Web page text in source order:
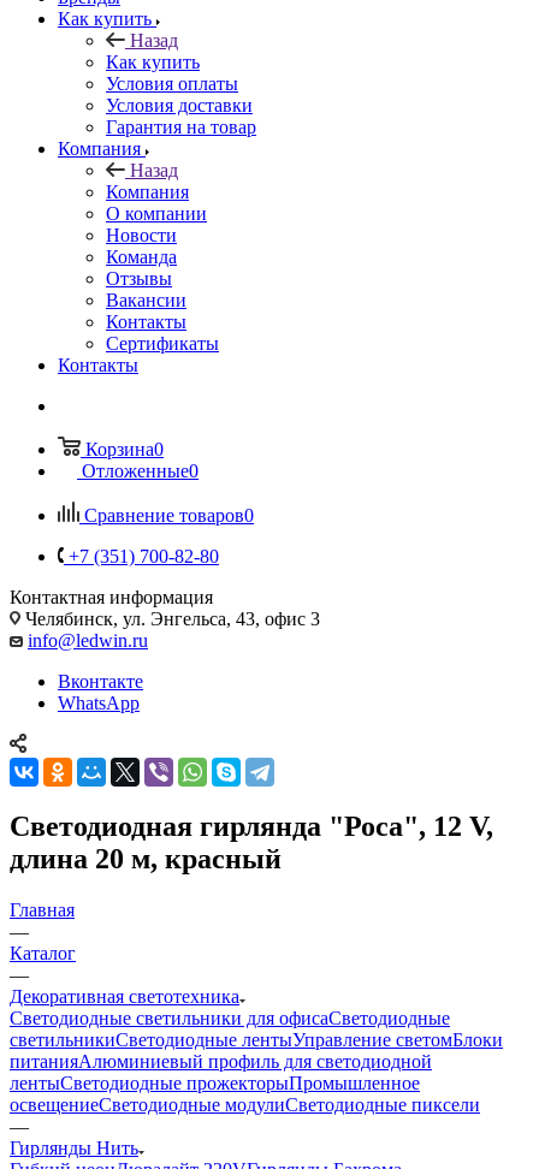
Как купить
Назад
Как купить
Условия оплаты
Условия доставки
Гарантия на товар
Компания
Назад
Компания
О компании
Новости
Команда
Отзывы
Вакансии
Контакты
Сертификаты
Контакты
Корзина0
Отложенные0
Сравнение товаров0
+7 (351) 700-82-80
Контактная информация
Челябинск, ул. Энгельса, 43, офис 3
info@ledwin.ru
Вконтакте
WhatsApp
Светодиодная гирлянда "Роса", 12 V,
длина 20 м, красный
Главная
—
Каталог
—
Декоративная светотехника
Светодиодные светильники для офисаСветодиодные
светильникиСветодиодные лентыУправление светомБлоки
питанияАлюминиевый профиль для светодиодной
лентыСветодиодные прожекторыПромышленное
освещениеСветодиодные модулиСветодиодные пиксели
—
Гирлянды Нить